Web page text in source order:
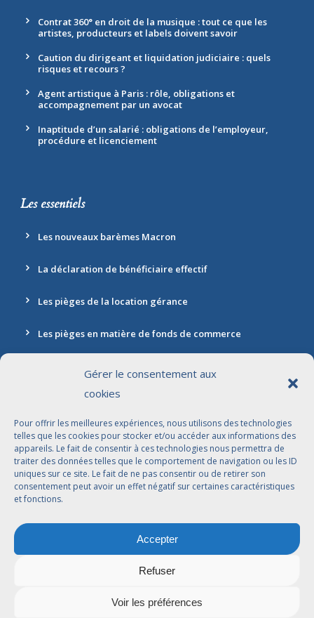
Gérer le consentement aux
cookies
Pour offrir les meilleures expériences, nous utilisons des technologies
telles que les cookies pour stocker et/ou accéder aux informations des
appareils. Le fait de consentir à ces technologies nous permettra de
traiter des données telles que le comportement de navigation ou les ID
uniques sur ce site. Le fait de ne pas consentir ou de retirer son
consentement peut avoir un effet négatif sur certaines caractéristiques
et fonctions.
Accepter
Refuser
Voir les préférences
Contrat 360° en droit de la musique : tout ce que les
artistes, producteurs et labels doivent savoir
Caution du dirigeant et liquidation judiciaire : quels
risques et recours ?
Agent artistique à Paris : rôle, obligations et
accompagnement par un avocat
Inaptitude d’un salarié : obligations de l’employeur,
procédure et licenciement
Les essentiels
Les nouveaux barèmes Macron
La déclaration de bénéficiaire effectif
Les pièges de la location gérance
Les pièges en matière de fonds de commerce
Adresse: 30 rue Marbeuf, 75008 Paris
01 42 56 96 96
contact@jdbavocats.com
Avocats Associés: